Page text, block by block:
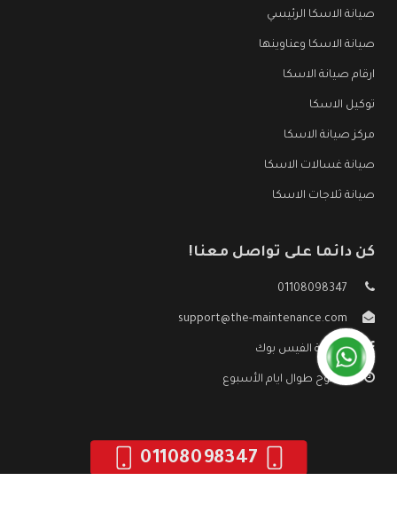
صيانة الاسكا الرئيسي
صيانة الاسكا وعناوينها
ارقام صيانة الاسكا
توكيل الاسكا
مركز صيانة الاسكا
صيانة غسالات الاسكا
صيانة ثلاجات الاسكا
كن دائما على تواصل معنا!
01108098347
support@the-maintenance.com
صفحة الفيس بوك
مفتوح طوال ايام الأسبوع
01108098347